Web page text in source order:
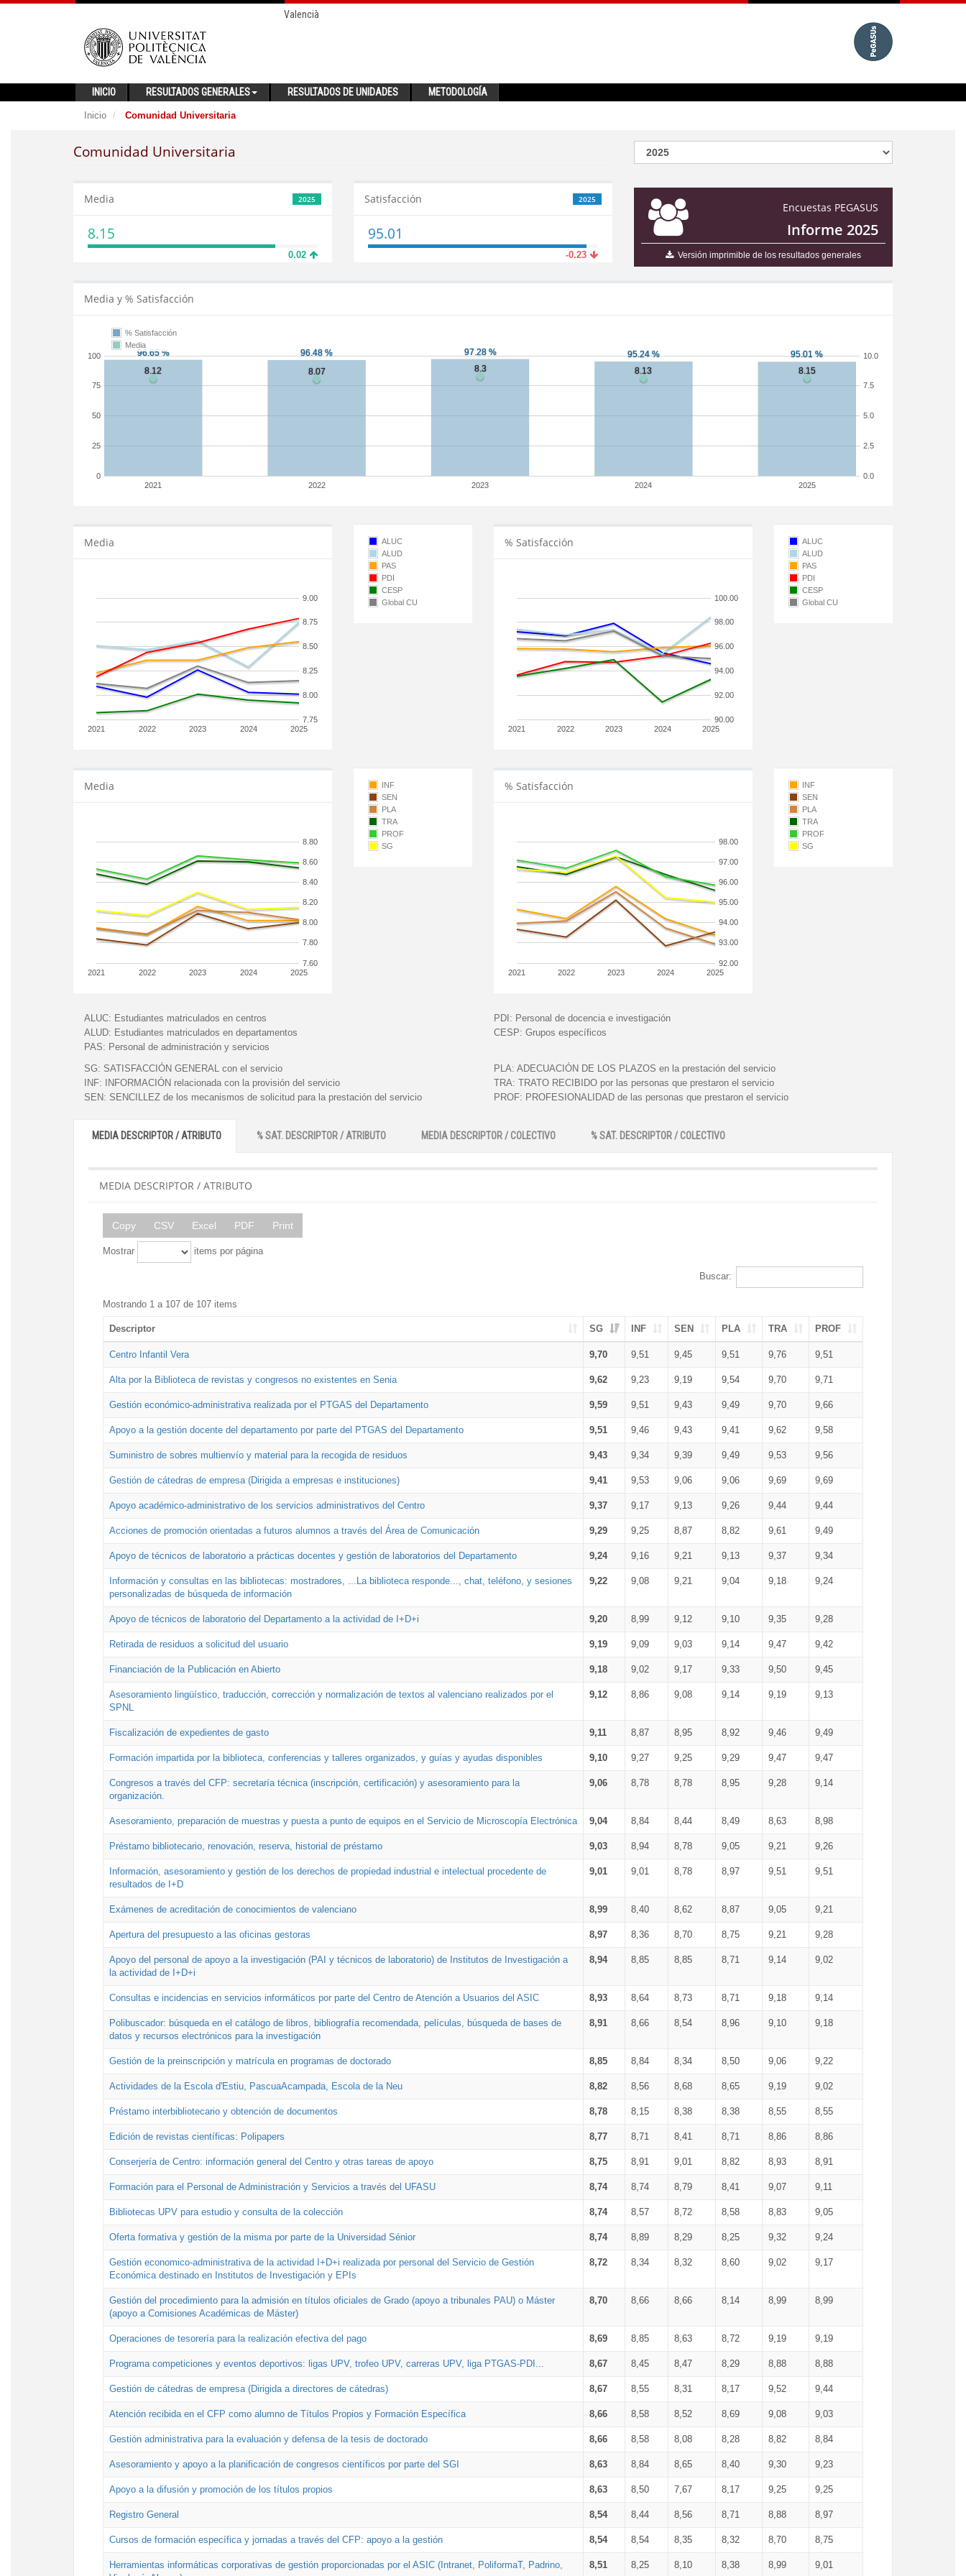
Valencià
INICIO RESULTADOS GENERALES RESULTADOS DE UNIDADES METODOLOGÍA
Inicio Comunidad Universitaria
Comunidad Universitaria
Encuestas PEGASUS
Informe 2025
Versión imprimible de los resultados generales
2025
Media
8.15
0.02
2025
Satisfacción
95.01
-0.23
Media y % Satisfacción
2021 2022 2023 2024 2025
0
25
50
75
100
0.0
2.5
5.0
7.5
10.0
% Satisfacción
Media
Media
2021 2022 2023 2024 2025
7.75
8.00
8.25
8.50
8.75
9.00
ALUC
ALUD
PAS
PDI
CESP
Global CU
% Satisfacción
2021 2022 2023 2024 2025
90.00
92.00
94.00
96.00
98.00
100.00
ALUC
ALUD
PAS
PDI
CESP
Global CU
Media
2021 2022 2023 2024 2025
7.60
7.80
8.00
8.20
8.40
8.60
8.80
INF
SEN
PLA
TRA
PROF
SG
% Satisfacción
2021 2022 2023 2024 2025
92.00
93.00
94.00
95.00
96.00
97.00
98.00
INF
SEN
PLA
TRA
PROF
SG
ALUC: Estudiantes matriculados en centros
ALUD: Estudiantes matriculados en departamentos
PAS: Personal de administración y servicios
PDI: Personal de docencia e investigación
CESP: Grupos específicos
SG: SATISFACCIÓN GENERAL con el servicio
INF:
INFORMACIÓN relacionada con la provisión del servicio
SEN: SENCILLEZ de los mecanismos de solicitud para la prestación del servicio
PLA: ADECUACIÓN DE LOS PLAZOS en la prestación del servicio
TRA: TRATO RECIBIDO por las personas que prestaron el servicio
PROF: PROFESIONALIDAD de las personas que prestaron el servicio
MEDIA DESCRIPTOR / ATRIBUTO % SAT. DESCRIPTOR / ATRIBUTO MEDIA DESCRIPTOR / COLECTIVO % SAT. DESCRIPTOR / COLECTIVO
MEDIA DESCRIPTOR / ATRIBUTO
Copy CSV Excel PDF Print
Mostrar items por página
Buscar:
Mostrando 1 a 107 de 107 items
Descriptor SG INF SEN PLA TRA PROF
Centro Infantil Vera 9,70 9,51 9,45 9,51 9,76 9,51
Alta por la Biblioteca de revistas y congresos no existentes en Senia 9,62 9,23 9,19 9,54 9,70 9,71
Gestión económico-administrativa realizada por el PTGAS del Departamento 9,59 9,51 9,43 9,49 9,70 9,66
Apoyo a la gestión docente del departamento por parte del PTGAS del Departamento 9,51 9,46 9,43 9,41 9,62 9,58
Suministro de sobres multienvío y material para la recogida de residuos 9,43 9,34 9,39 9,49 9,53 9,56
Gestión de cátedras de empresa (Dirigida a empresas e instituciones) 9,41 9,53 9,06 9,06 9,69 9,69
Apoyo académico-administrativo de los servicios administrativos del Centro 9,37 9,17 9,13 9,26 9,44 9,44
Acciones de promoción orientadas a futuros alumnos a través del Área de Comunicación 9,29 9,25 8,87 8,82 9,61 9,49
Apoyo de técnicos de laboratorio a prácticas docentes y gestión de laboratorios del Departamento 9,24 9,16 9,21 9,13 9,37 9,34
Información y consultas en las bibliotecas: mostradores, ...La biblioteca responde..., chat, teléfono, y sesiones
personalizadas de búsqueda de información
9,22 9,08 9,21 9,04 9,18 9,24
Apoyo de técnicos de laboratorio del Departamento a la actividad de I+D+i 9,20 8,99 9,12 9,10 9,35 9,28
Retirada de residuos a solicitud del usuario 9,19 9,09 9,03 9,14 9,47 9,42
Financiación de la Publicación en Abierto 9,18 9,02 9,17 9,33 9,50 9,45
Asesoramiento lingüístico, traducción, corrección y normalización de textos al valenciano realizados por el
SPNL
9,12 8,86 9,08 9,14 9,19 9,13
Fiscalización de expedientes de gasto 9,11 8,87 8,95 8,92 9,46 9,49
Formación impartida por la biblioteca, conferencias y talleres organizados, y guías y ayudas disponibles 9,10 9,27 9,25 9,29 9,47 9,47
Congresos a través del CFP: secretaría técnica (inscripción, certificación) y asesoramiento para la
organización.
9,06 8,78 8,78 8,95 9,28 9,14
Asesoramiento, preparación de muestras y puesta a punto de equipos en el Servicio de Microscopía Electrónica 9,04 8,84 8,44 8,49 8,63 8,98
Préstamo bibliotecario, renovación, reserva, historial de préstamo 9,03 8,94 8,78 9,05 9,21 9,26
Información, asesoramiento y gestión de los derechos de propiedad industrial e intelectual procedente de
resultados de I+D
9,01 9,01 8,78 8,97 9,51 9,51
Exámenes de acreditación de conocimientos de valenciano 8,99 8,40 8,62 8,87 9,05 9,21
Apertura del presupuesto a las oficinas gestoras 8,97 8,36 8,70 8,75 9,21 9,28
Apoyo del personal de apoyo a la investigación (PAI y técnicos de laboratorio) de Institutos de Investigación a
la actividad de I+D+i
8,94 8,85 8,85 8,71 9,14 9,02
Consultas e incidencias en servicios informáticos por parte del Centro de Atención a Usuarios del ASIC 8,93 8,64 8,73 8,71 9,18 9,14
Polibuscador: búsqueda en el catálogo de libros, bibliografía recomendada, películas, búsqueda de bases de
datos y recursos electrónicos para la investigación
8,91 8,66 8,54 8,96 9,10 9,18
Gestión de la preinscripción y matrícula en programas de doctorado 8,85 8,84 8,34 8,50 9,06 9,22
Actividades de la Escola d'Estiu, PascuaAcampada, Escola de la Neu 8,82 8,56 8,68 8,65 9,19 9,02
Préstamo interbibliotecario y obtención de documentos 8,78 8,15 8,38 8,38 8,55 8,55
Edición de revistas científicas: Polipapers 8,77 8,71 8,41 8,71 8,86 8,86
Conserjería de Centro: información general del Centro y otras tareas de apoyo 8,75 8,91 9,01 8,82 8,93 8,91
Formación para el Personal de Administración y Servicios a través del UFASU 8,74 8,74 8,79 8,41 9,07 9,11
Bibliotecas UPV para estudio y consulta de la colección 8,74 8,57 8,72 8,58 8,83 9,05
Oferta formativa y gestión de la misma por parte de la Universidad Sénior 8,74 8,89 8,29 8,25 9,32 9,24
Gestión economico-administrativa de la actividad I+D+i realizada por personal del Servicio de Gestión
Económica destinado en Institutos de Investigación y EPIs
8,72 8,34 8,32 8,60 9,02 9,17
Gestión del procedimiento para la admisión en títulos oficiales de Grado (apoyo a tribunales PAU) o Máster
(apoyo a Comisiones Académicas de Máster)
8,70 8,66 8,66 8,14 8,99 8,99
Operaciones de tesorería para la realización efectiva del pago 8,69 8,85 8,63 8,72 9,19 9,19
Programa competiciones y eventos deportivos: ligas UPV, trofeo UPV, carreras UPV, liga PTGAS-PDI... 8,67 8,45 8,47 8,29 8,88 8,88
Gestión de cátedras de empresa (Dirigida a directores de cátedras) 8,67 8,55 8,31 8,17 9,52 9,44
Atención recibida en el CFP como alumno de Títulos Propios y Formación Específica 8,66 8,58 8,52 8,69 9,08 9,03
Gestión administrativa para la evaluación y defensa de la tesis de doctorado 8,66 8,58 8,08 8,28 8,82 8,84
Asesoramiento y apoyo a la planificación de congresos científicos por parte del SGI 8,63 8,84 8,65 8,40 9,30 9,23
Apoyo a la difusión y promoción de los títulos propios 8,63 8,50 7,67 8,17 9,25 9,25
Registro General 8,54 8,44 8,56 8,71 8,88 8,97
Cursos de formación específica y jornadas a través del CFP: apoyo a la gestión 8,54 8,54 8,35 8,32 8,70 8,75
Herramientas informáticas corporativas de gestión proporcionadas por el ASIC (Intranet, PoliformaT, Padrino,
8,51 8,25 8,10 8,38 8,99 9,01